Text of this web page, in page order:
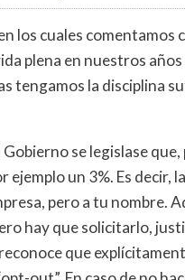
los cuales comentamos
plena en nuestros años
tengamos la disciplina
se legislase
un 3%. Es decir,
pero a tu nombre.
hay que solicitarlo,
que